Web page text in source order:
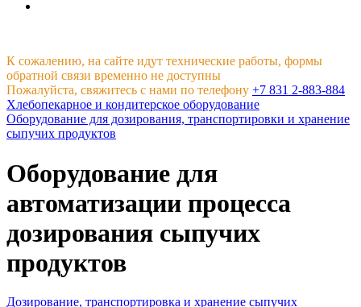
К сожалению, на сайте идут технические работы, формы
обратной связи временно не доступны
Пожалуйста, свяжитесь с нами по телефону +7 831 2-883-884
Хлебопекарное и кондитерское оборудование
Оборудование для дозирования, транспортировки и хранение
сыпучих продуктов
Оборудование для
автоматизации процесса
дозирования сыпучих
продуктов
Дозирование, транспортировка и хранение сыпучих